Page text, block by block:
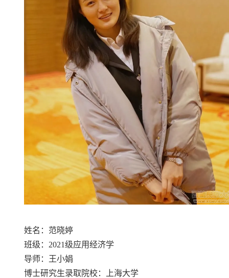
姓名：范晓婷
班级：2021级应用经济学
导师：王小娟
博士研究生录取院校：上海大学